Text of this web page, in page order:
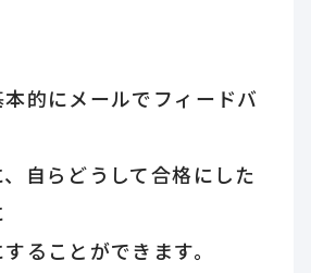
的にメールでフィードバ
自らどうして合格にした
ることができます。